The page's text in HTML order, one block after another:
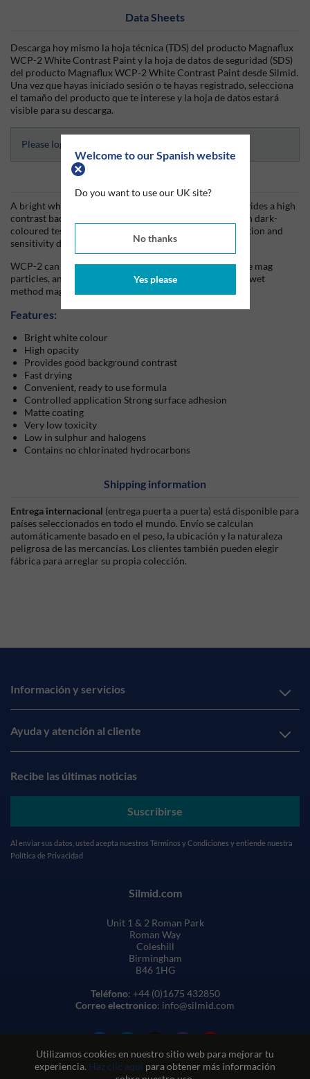
Welcome to our Spanish website
Do you want to use our UK site?
No thanks
Yes please
Utilizamos cookies en nuestro sitio web para mejorar tu
experiencia. Haz clic aquí para obtener más información
Data Sheets
Descarga hoy mismo la hoja técnica (TDS) del producto Magnaflux
WCP-2 White Contrast Paint y la hoja de datos de seguridad (SDS)
del producto Magnaflux WCP-2 White Contrast Paint desde Silmid.
Una vez que hayas iniciado sesión o te hayas registrado, selecciona
el tamaño del producto que te interese y la hoja de datos estará
visible para su descarga.
Please login and select to access Datasheets
A bright white, opaque NDT contrast paint, WCP-2 provides a high
contrast background to to enhance visible indications on dark-
coloured test surfaces and improve probability of detection and
sensitivity during visible magnetic particle inspections.
WCP-2 can be used with all types of coloured and visible mag
particles, and is suitable for use in both dry method and wet
method magnetic particle inspection.
Features:
Bright white colour
High opacity
Provides good background contrast
Fast drying
Convenient, ready to use formula
Controlled application Strong surface adhesion
Matte coating
Very low toxicity
Low in sulphur and halogens
Contains no chlorinated hydrocarbons
Shipping information
Entrega internacional (entrega puerta a puerta) está disponible para
países seleccionados en todo el mundo. Envío se calculan
automáticamente basado en el peso, la ubicación y la naturaleza
peligrosa de las mercancías. Los clientes también pueden elegir
fábrica para arreglar su propia colección.
Información y servicios
Ayuda y atención al cliente
Recibe las últimas noticias
Suscribirse
Al enviar sus datos, usted acepta nuestros Términos y Condiciones y entiende nuestra
Política de Privacidad
Silmid.com
Unit 1 & 2 Roman Park
Roman Way
Coleshill
Birmingham
B46 1HG
Teléfono: +44 (0)1675 432850
Correo electronico: info@silmid.com